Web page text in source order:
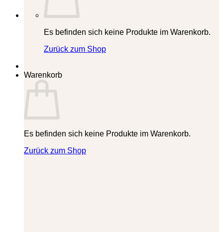
Es befinden sich keine Produkte im Warenkorb.
Zurück zum Shop
Warenkorb
Es befinden sich keine Produkte im Warenkorb.
Zurück zum Shop